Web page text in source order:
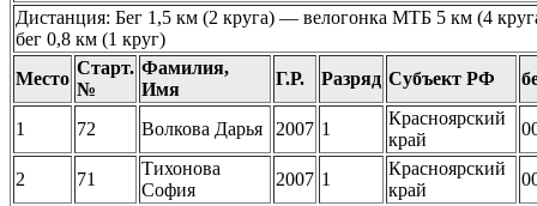
Дистанция: Бег 1,5 км (2 круга) — велогонка МТБ 5 км (4
бег 0,8 км (1 круг)
Место
Старт.
№
Фамилия,
Имя
Г.Р. Разряд Субъект РФ
1 72 Волкова Дарья 2007 1
Красноярский
край
2 71
Тихонова
София
2007 1
Красноярский
край